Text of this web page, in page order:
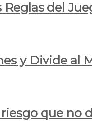
del
y Divide al
que no